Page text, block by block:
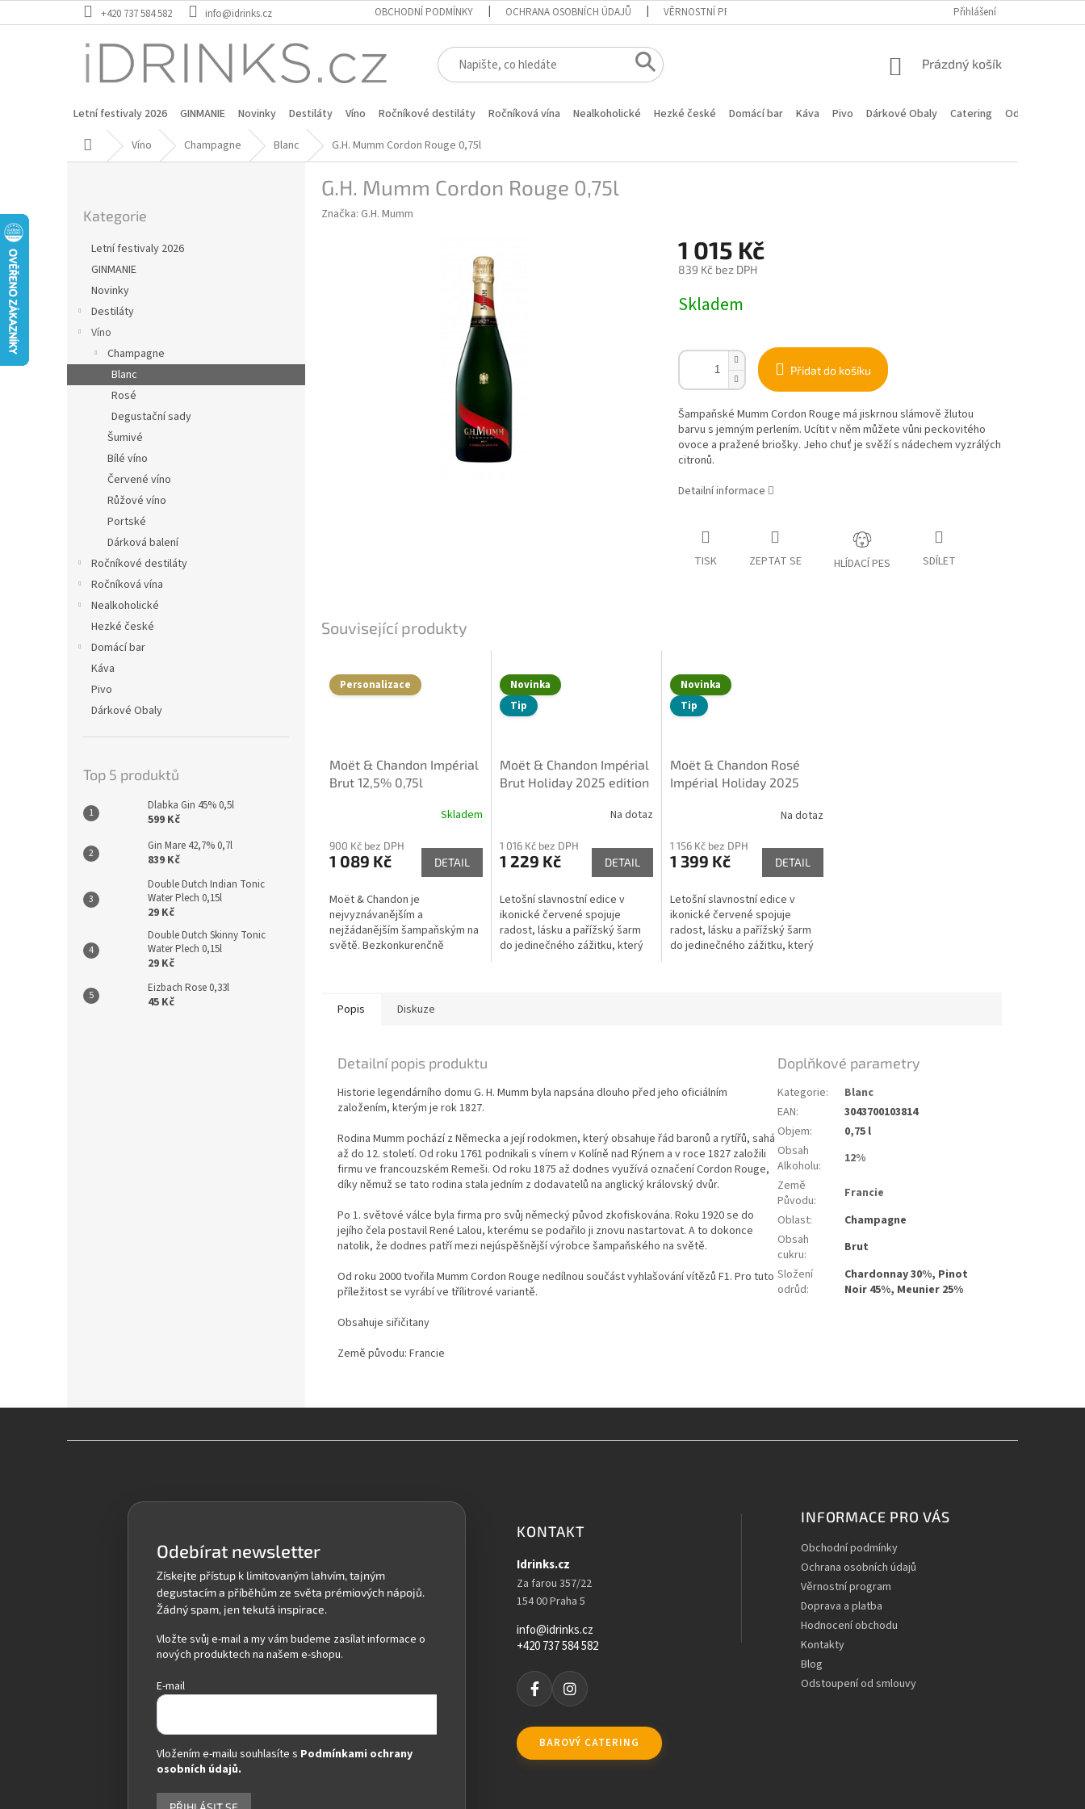
na
+420 737 584 582 info@idrinks.cz OBCHODNÍ PODMÍNKY OCHRANA OSOBNÍCH ÚDAJŮ VĚRNOSTNÍ PROGRAM HODNOCENÍ OBCHODU
Přihlášení
NÁKUPNÍ
Prázdný košík
Letní festivaly 2026 GINMANIE Novinky Destiláty Víno Ročníkové destiláty Ročníková vína Nealkoholické Hezké české Domácí bar Káva Pivo Dárkové Obaly Catering
Odstoupení od
Domů Víno Champagne Blanc G.H. Mumm Cordon Rouge 0,75l
n
e
kategorie
Kategorie
Letní festivaly 2026
GINMANIE
Novinky
Destiláty
Víno
Champagne
Blanc
Rosé
Degustační sady
Šumivé
Bílé víno
Červené víno
Růžové víno
Portské
Dárková balení
Ročníkové destiláty
Ročníková vína
Nealkoholické
Hezké české
Domácí bar
Káva
Pivo
Dárkové Obaly
Top 5 produktů
Dlabka Gin 45% 0,5l
599 Kč
Gin Mare 42,7% 0,7l
839 Kč
Double Dutch Indian Tonic
Water Plech 0,15l
29 Kč
Double Dutch Skinny Tonic
Water Plech 0,15l
29 Kč
Eizbach Rose 0,33l
45 Kč
G.H. Mumm Cordon Rouge 0,75l
Značka: G.H. Mumm
1 015 Kč
839 Kč bez DPH
cena:
Skladem
Přidat do košíku
Šampaňské Mumm Cordon Rouge má jiskrnou slámově žlutou
barvu s jemným perlením. Ucítit v něm můžete vůni peckovitého
ovoce a pražené briošky. Jeho chuť je svěží s nádechem vyzrálých
citronů.
Detailní informace
TISK ZEPTAT SE HLÍDACÍ PES SDÍLET
Související produkty
Personalizace
Moët & Chandon Impérial
Brut 12,5% 0,75l
Skladem
900 Kč bez DPH
1 089 Kč DETAIL
Moët & Chandon je
nejvyznávanějším a
nejžádanějším šampaňským na
světě. Bezkonkurenčně
Novinka
Tip
Moët & Chandon Impérial
Brut Holiday 2025 edition
Na dotaz
1 016 Kč bez DPH
1 229 Kč DETAIL
Letošní slavnostní edice v
ikonické červené spojuje
radost, lásku a pařížský šarm
do jedinečného zážitku, který
Novinka
Tip
Moët & Chandon Rosé
Impérial Holiday 2025
Na dotaz
1 156 Kč bez DPH
1 399 Kč DETAIL
Letošní slavnostní edice v
ikonické červené spojuje
radost, lásku a pařížský šarm
do jedinečného zážitku, který
Popis Diskuze
Detailní popis produktu
Historie legendárního domu G. H. Mumm byla napsána dlouho před jeho oficiálním
založením, kterým je rok 1827.
Rodina Mumm pochází z Německa a její rodokmen, který obsahuje řád baronů a rytířů, sahá
až do 12. století. Od roku 1761 podnikali s vínem v Kolíně nad Rýnem a v roce 1827 založili
firmu ve francouzském Remeši. Od roku 1875 až dodnes využívá označení Cordon Rouge,
díky němuž se tato rodina stala jedním z dodavatelů na anglický královský dvůr.
Po 1. světové válce byla firma pro svůj německý původ zkofiskována. Roku 1920 se do
jejího čela postavil René Lalou, kterému se podařilo ji znovu nastartovat. A to dokonce
natolik, že dodnes patří mezi nejúspěšnější výrobce šampaňského na světě.
Od roku 2000 tvořila Mumm Cordon Rouge nedílnou součást vyhlašování vítězů F1. Pro tuto
příležitost se vyrábí ve třílitrové variantě.
Obsahuje siřičitany
Země původu: Francie
Doplňkové parametry
Kategorie:
Blanc
EAN:
3043700103814
Objem:
0,75 l
Obsah
Alkoholu:
12%
Země
Původu:
Francie
Oblast:
Champagne
Obsah
cukru:
Brut
Složení
odrůd:
Chardonnay 30%, Pinot
Noir 45%, Meunier 25%
Odebírat newsletter
Vložte svůj e-mail a my vám budeme zasílat informace o
nových produktech na našem e-shopu.
E-mail
Vložením e-mailu souhlasíte s Podmínkami ochrany
osobních údajů.
KONTAKT
Idrinks.cz
Za farou 357/22
154 00 Praha 5
info@idrinks.cz
+420 737 584 582
BAROVÝ CATERING
INFORMACE PRO VÁS
Obchodní podmínky
Ochrana osobních údajů
Věrnostní program
Doprava a platba
Hodnocení obchodu
Kontakty
Blog
Odstoupení od smlouvy